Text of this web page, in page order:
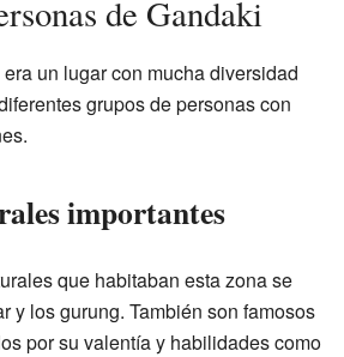
de Gandaki
un lugar con mucha diversidad
grupos de personas con
importantes
que habitaban esta zona se
y los gurung. También son famosos
por su valentía y habilidades como